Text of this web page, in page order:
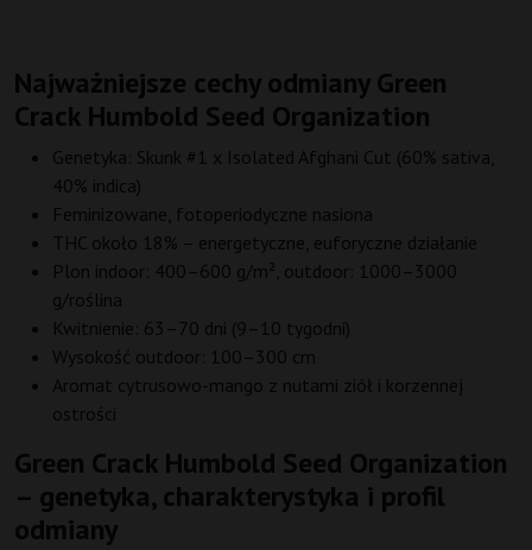
Najważniejsze cechy odmiany Green
Crack Humbold Seed Organization
Genetyka: Skunk #1 x Isolated Afghani Cut (60% sativa,
40% indica)
Feminizowane, fotoperiodyczne nasiona
THC około 18% – energetyczne, euforyczne działanie
Plon indoor: 400–600 g/m², outdoor: 1000–3000
g/roślina
Kwitnienie: 63–70 dni (9–10 tygodni)
Wysokość outdoor: 100–300 cm
Aromat cytrusowo-mango z nutami ziół i korzennej
ostrości
Green Crack Humbold Seed Organization
– genetyka, charakterystyka i profil
odmiany